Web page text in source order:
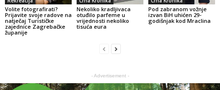
Volite fotografirati?
Prijavite svoje radove na
natječaj Turističke
zajednice Zagrebačke
županije
Nekoliko kradljivaca
otuđilo parfeme u
vrijednosti nekoliko
tisuća eura
Pod zabranom vožnje
izvan BiH uhićen 29-
godišnjak kod Mraclina
- Advertisement -